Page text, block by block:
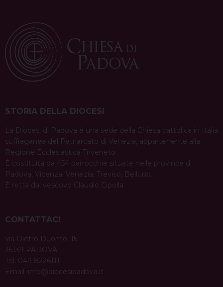
STORIA DELLA DIOCESI
La Diocesi di Padova è una sede della Chiesa cattolica in Italia
suffraganea del Patriarcato di Venezia, appartenente alla
Regione Ecclesiastica Triveneto.
È costituita da 454 parrocchie situate nelle province di
Padova, Vicenza, Venezia, Treviso, Belluno.
È retta dal vescovo Claudio Cipolla.
CONTATTACI
via Dietro Duomo, 15
35139 PADOVA
Tel. 049 8226111
Email: info@diocesipadova.it